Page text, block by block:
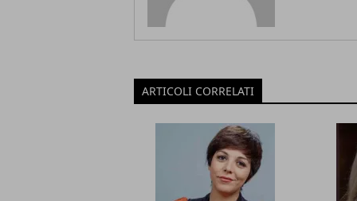
ARTICOLI CORRELATI